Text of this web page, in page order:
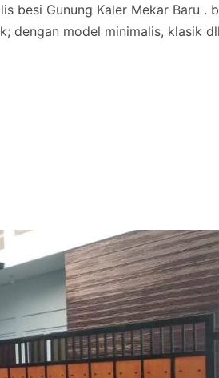
besi Gunung Kaler Mekar Baru .
dengan model minimalis, klasik